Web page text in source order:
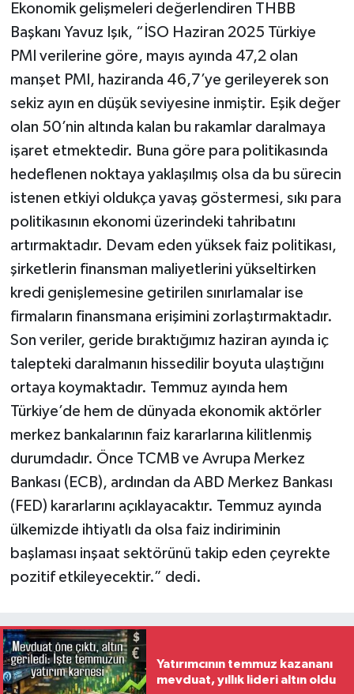
Ekonomik gelişmeleri değerlendiren THBB
Başkanı Yavuz Işık, “İSO Haziran 2025 Türkiye
PMI verilerine göre, mayıs ayında 47,2 olan
manşet PMI, haziranda 46,7’ye gerileyerek son
sekiz ayın en düşük seviyesine inmiştir. Eşik değer
olan 50’nin altında kalan bu rakamlar daralmaya
işaret etmektedir. Buna göre para politikasında
hedeflenen noktaya yaklaşılmış olsa da bu sürecin
istenen etkiyi oldukça yavaş göstermesi, sıkı para
politikasının ekonomi üzerindeki tahribatını
artırmaktadır. Devam eden yüksek faiz politikası,
şirketlerin finansman maliyetlerini yükseltirken
kredi genişlemesine getirilen sınırlamalar ise
firmaların finansmana erişimini zorlaştırmaktadır.
Son veriler, geride bıraktığımız haziran ayında iç
talepteki daralmanın hissedilir boyuta ulaştığını
ortaya koymaktadır. Temmuz ayında hem
Türkiye’de hem de dünyada ekonomik aktörler
merkez bankalarının faiz kararlarına kilitlenmiş
durumdadır. Önce TCMB ve Avrupa Merkez
Bankası (ECB), ardından da ABD Merkez Bankası
(FED) kararlarını açıklayacaktır. Temmuz ayında
ülkemizde ihtiyatlı da olsa faiz indiriminin
başlaması inşaat sektörünü takip eden çeyrekte
pozitif etkileyecektir.” dedi.
Yatırımcının temmuz kazananı
mevduat, yıllık lideri altın oldu